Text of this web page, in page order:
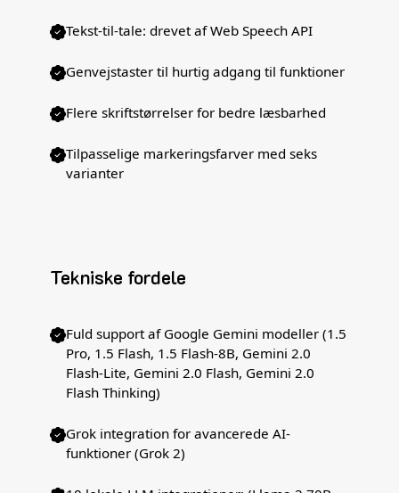
Tekst-til-tale: drevet af Web Speech API
Genvejstaster til hurtig adgang til funktioner
Flere skriftstørrelser for bedre læsbarhed
Tilpasselige markeringsfarver med seks
varianter
Tekniske fordele
Fuld support af Google Gemini modeller (1.5
Pro, 1.5 Flash, 1.5 Flash-8B, Gemini 2.0
Flash-Lite, Gemini 2.0 Flash, Gemini 2.0
Flash Thinking)
Grok integration for avancerede AI-
funktioner (Grok 2)